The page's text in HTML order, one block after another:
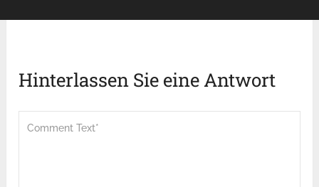
Hinterlassen Sie eine Antwort